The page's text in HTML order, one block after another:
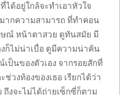
ได้อยู่ใกล้จะทำเอาหัวใจ
ากความสามารถ ที่ทำคอน
ษณ์ หน้าตาสวย ดูทันสมัย มี
ก็ไม่น่าเบื่อ ดูมีความน่าค้น
ป็นของตัวเอง จากรอยสักที่
วงท้องของเธอ เรียกได้ว่า
งจะไม่ได้ถ่ายเซ็กซี่ก็ตาม